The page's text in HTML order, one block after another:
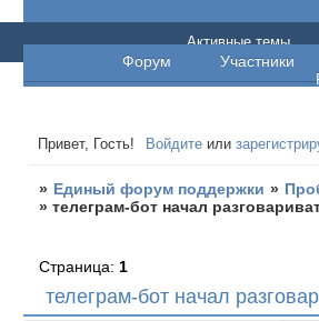
Единый форум
Форум Участники
Активные темы
Привет, Гость! Войдите или
» Единый форум поддержки »
»телеграм-бот начал
телеграм-бот начал
Страница: 1